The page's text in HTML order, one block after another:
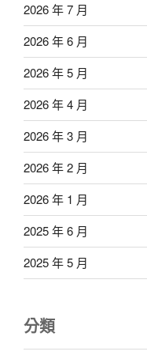
2026 年 7 月
2026 年 6 月
2026 年 5 月
2026 年 4 月
2026 年 3 月
2026 年 2 月
2026 年 1 月
2025 年 6 月
2025 年 5 月
分類